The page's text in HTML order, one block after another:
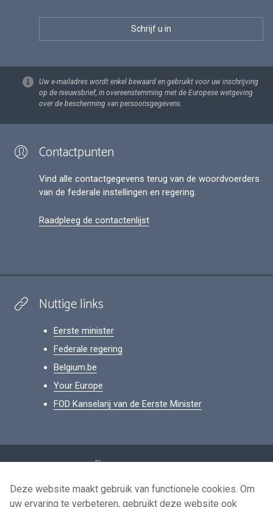
Uw e-mailadres wordt enkel bewaard en gebruikt voor uw inschrijving
op de nieuwsbrief, in overeenstemming met de Europese wetgeving
over de bescherming van persoonsgegevens.
Contactpunten
Vind alle contactgegevens terug van de woordvoerders
van de federale instellingen en regering.
Raadpleeg de contactenlijst
Nuttige links
Eerste minister
Federale regering
Belgium.be
Your Europe
FOD Kanselarij van de Eerste Minister
Persoonsgegevens
Voorwaarden voor het hergebruik
Deze website maakt gebruik van functionele cookies. Om
uw ervaring te verbeteren, gebruikt deze website ook